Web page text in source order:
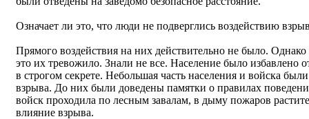
Означает ли это, что люди не подверглись воздействию
Прямого воздействия на них действительно не было.
это их тревожило. Знали не все. Население было избавлено
в строгом секрете. Небольшая часть населения и войска
взрыва. До них были доведены памятки о правилах
войск проходила по лесным завалам, в дыму пожаров
влияние взрыва.